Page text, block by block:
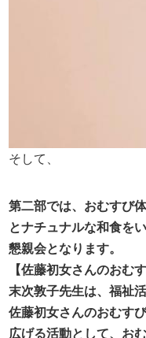
そして、
第二部では、おむすび
とナチュナルな和食を
懇親会となります。
【佐藤初女さんのおむ
末次敦子先生は、福祉
佐藤初女さんのおむす
広げる活動として、お